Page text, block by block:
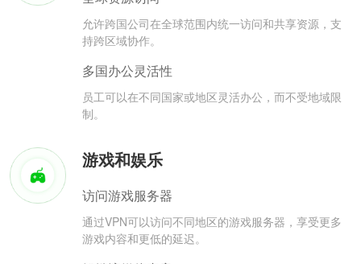
允许跨国公司在全球范围内统一访问和共享资源，支
持跨区域协作。
多国办公灵活性
员工可以在不同国家或地区灵活办公，而不受地域限
制。
游戏和娱乐
访问游戏服务器
通过VPN可以访问不同地区的游戏服务器，享受更多
游戏内容和更低的延迟。